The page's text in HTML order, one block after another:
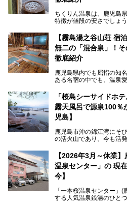
ちくりん温泉は、鹿児島
特徴が値段の安さでしょ
4,000円～、と驚くべき
さらに、源泉100％かけ
点にも注目すべき。30年
験上、穴場中の穴場と言
今回は「ちくりん温泉」
ついて、徹底レビューし
【霧島湯之谷山荘 宿
無二の「混合泉」！
徹底紹介
鹿児島県内でも屈指の知
ある名宿の中でも、温泉
山荘）」です。
最大の魅力は、ここでし
「自噴混合泉」。今回は
べく宿泊し、実際に感じ
レポートします。
また、気軽に立ち寄りた
併せて解説。温泉マニア
迫ります。
「桜島シーサイドホ
露天風呂で源泉100％
児島】
鹿児島市沖の錦江湾にそ
の活火山であり、今も活
ートホテル。最大の魅力
呂でしょう。源泉100％
ファンを魅了する存在で
今回筆者自ら宿泊。桜島
食事やアクセスなど詳細
【2026年3月～休業
温泉センター」の 現
今】
「一本桜温泉センター」
する人気温泉銭湯のひと